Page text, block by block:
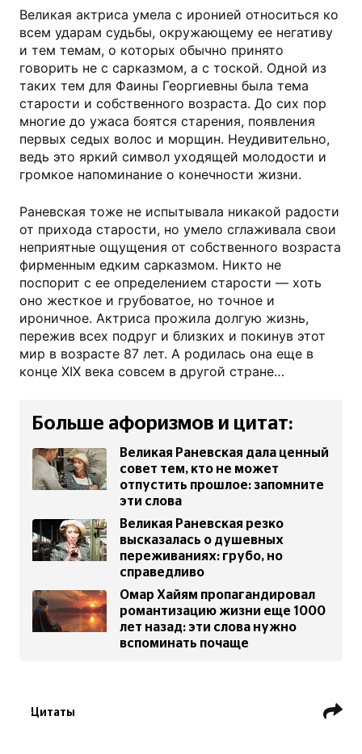
Великая актриса умела с иронией относиться ко
всем ударам судьбы, окружающему ее негативу
и тем темам, о которых обычно принято
говорить не с сарказмом, а с тоской. Одной из
таких тем для Фаины Георгиевны была тема
старости и собственного возраста. До сих пор
многие до ужаса боятся старения, появления
первых седых волос и морщин. Неудивительно,
ведь это яркий символ уходящей молодости и
громкое напоминание о конечности жизни.
Раневская тоже не испытывала никакой радости
от прихода старости, но умело сглаживала свои
неприятные ощущения от собственного возраста
фирменным едким сарказмом. Никто не
поспорит с ее определением старости — хоть
оно жесткое и грубоватое, но точное и
ироничное. Актриса прожила долгую жизнь,
пережив всех подруг и близких и покинув этот
мир в возрасте 87 лет. А родилась она еще в
конце XIX века совсем в другой стране…
Больше афоризмов и цитат:
Великая Раневская дала ценный
совет тем, кто не может
отпустить прошлое: запомните
эти слова
Великая Раневская резко
высказалась о душевных
переживаниях: грубо, но
справедливо
Омар Хайям пропагандировал
романтизацию жизни еще 1000
лет назад: эти слова нужно
вспоминать почаще
Цитаты